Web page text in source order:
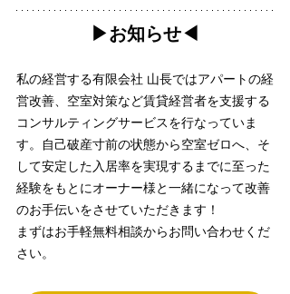
▶︎お知らせ◀︎
私の経営する有限会社 山長ではアパートの経
営改善、空室対策など賃貸経営者を支援する
コンサルティングサービスを行なっていま
す。自己破産寸前の状態から空室ゼロへ、そ
して安定した入居率を実現するまでに至った
経験をもとにオーナー様と一緒になって改善
のお手伝いをさせていただきます！
まずはお手軽無料相談からお問い合わせくだ
さい。